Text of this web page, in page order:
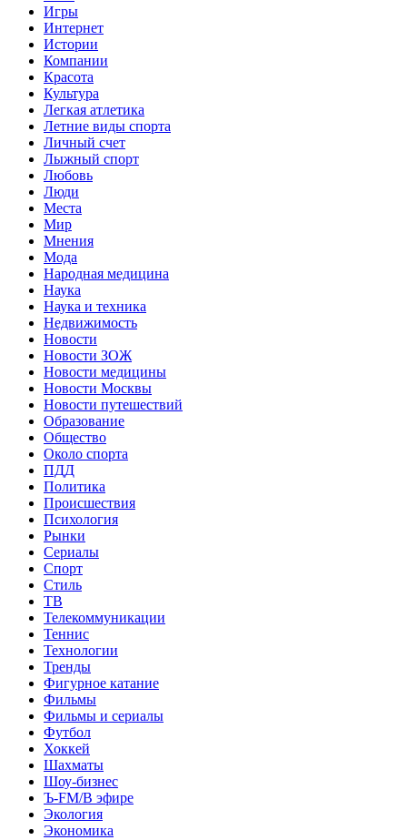
Игры
Интернет
Истории
Компании
Красота
Культура
Легкая атлетика
Летние виды спорта
Личный счет
Лыжный спорт
Любовь
Люди
Места
Мир
Мнения
Мода
Народная медицина
Наука
Наука и техника
Недвижимость
Новости
Новости ЗОЖ
Новости медицины
Новости Москвы
Новости путешествий
Образование
Общество
Около спорта
ПДД
Политика
Происшествия
Психология
Рынки
Сериалы
Спорт
Стиль
ТВ
Телекоммуникации
Теннис
Технологии
Тренды
Фигурное катание
Фильмы
Фильмы и сериалы
Футбол
Хоккей
Шахматы
Шоу-бизнес
Ъ-FM/В эфире
Экология
Экономика